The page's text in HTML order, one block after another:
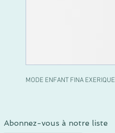
MODE ENFANT FINA EXERIQUE
Abonnez-vous à notre liste